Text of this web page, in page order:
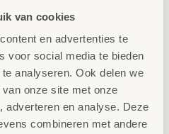
van cookies
en advertenties te
voor social media te bieden
analyseren. Ook delen we
onze site met onze
adverteren en analyse. Deze
combineren met andere